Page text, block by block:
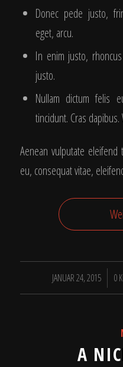
Donec pede justo,
eget, arcu.
In enim justo,
justo.
Nullam dictum felis
tincidunt. Cras
Aenean vulputate
eu, consequat vitae,
JANUAR 24, 2015
/ 0
A